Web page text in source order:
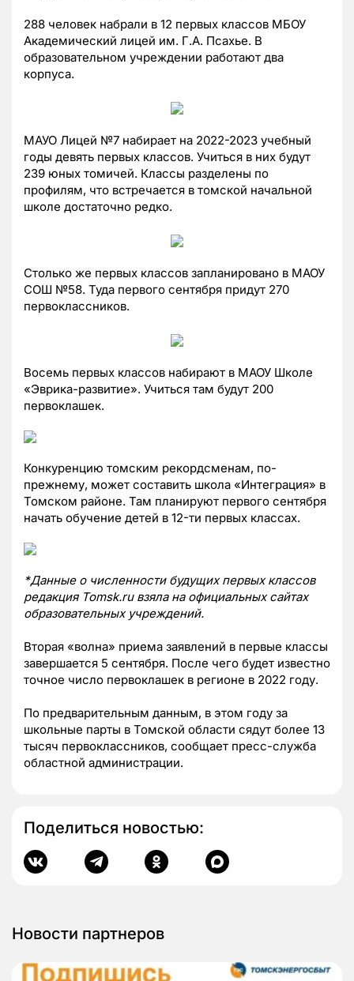
288 человек набрали в 12 первых классов МБОУ
Академический лицей им. Г.А. Псахье. В
образовательном учреждении работают два
корпуса.
МАУО Лицей №7 набирает на 2022-2023 учебный
годы девять первых классов. Учиться в них будут
239 юных томичей. Классы разделены по
профилям, что встречается в томской начальной
школе достаточно редко.
Столько же первых классов запланировано в МАОУ
СОШ №58. Туда первого сентября придут 270
первоклассников.
Восемь первых классов набирают в МАОУ Школе
«Эврика-развитие». Учиться там будут 200
первоклашек.
Конкуренцию томским рекордсменам, по-
прежнему, может составить школа «Интеграция» в
Томском районе. Там планируют первого сентября
начать обучение детей в 12-ти первых классах.
*Данные о численности будущих первых классов
редакция Tomsk.ru взяла на официальных сайтах
образовательных учреждений.
Вторая «волна» приема заявлений в первые классы
завершается 5 сентября. После чего будет известно
точное число первоклашек в регионе в 2022 году.
По предварительным данным, в этом году за
школьные парты в Томской области сядут более 13
тысяч первоклассников, сообщает пресс-служба
областной администрации.
Поделиться новостью:
Новости партнеров